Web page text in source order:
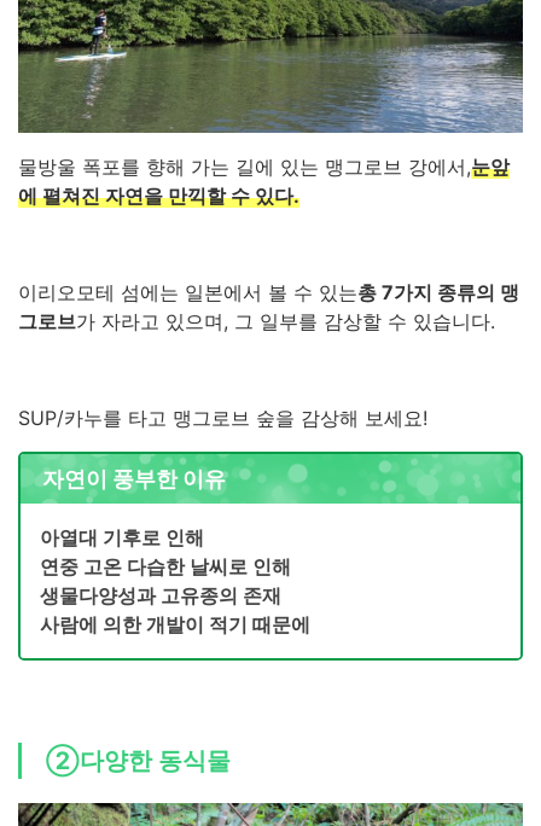
물방울 폭포를 향해 가는 길에 있는 맹그로브 강에서,눈앞
에 펼쳐진 자연을 만끽할 수 있다.
이리오모테 섬에는 일본에서 볼 수 있는총 7가지 종류의 맹
그로브가 자라고 있으며, 그 일부를 감상할 수 있습니다.
SUP/카누를 타고 맹그로브 숲을 감상해 보세요!
자연이 풍부한 이유
아열대 기후로 인해
연중 고온 다습한 날씨로 인해
생물다양성과 고유종의 존재
사람에 의한 개발이 적기 때문에
②다양한 동식물